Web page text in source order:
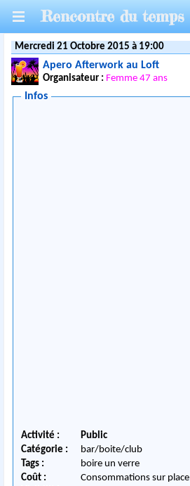
Rencontre du temps
Mercredi 21 Octobre 2015 à 19:00
Apero Afterwork au Loft
Organisateur : Femme 47 ans
Infos
Activité :
Public
Catégorie :
bar/boite/club
Tags :
boire un verre
Coût :
Consommations sur place